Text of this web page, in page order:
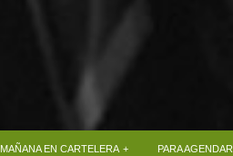
MAÑANA EN CARTELERA + PARA AGENDAR